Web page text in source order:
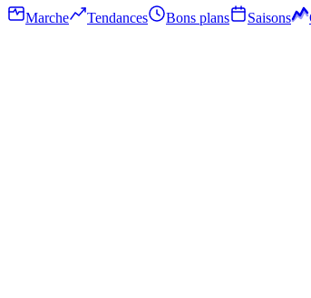
Marche Tendances Bons plans Saisons